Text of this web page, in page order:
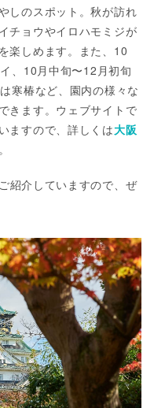
しのスポット。秋が訪れ
チョウやイロハモミジが
楽しめます。また、10
、10月中旬〜12月初旬
寒椿など、園内の様々な
きます。ウェブサイトで
ますので、詳しくは大阪
紹介していますので、ぜ